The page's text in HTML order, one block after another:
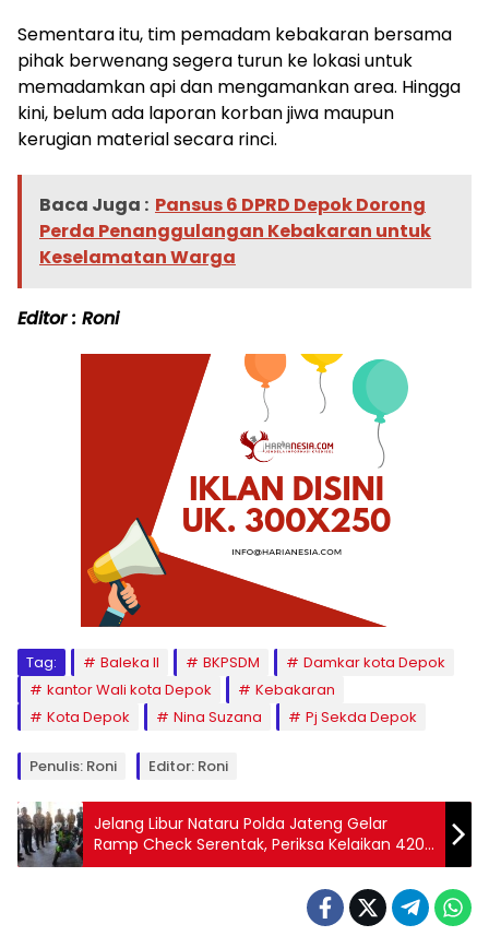
Sementara itu, tim pemadam kebakaran bersama
pihak berwenang segera turun ke lokasi untuk
memadamkan api dan mengamankan area. Hingga
kini, belum ada laporan korban jiwa maupun
kerugian material secara rinci.
Baca Juga : Pansus 6 DPRD Depok Dorong
Perda Penanggulangan Kebakaran untuk
Keselamatan Warga
Editor : Roni
Tag: Baleka II BKPSDM
Damkar kota Depok
kantor Wali kota Depok
Kebakaran
Kota Depok
Nina Suzana Pj Sekda Depok
Penulis: Roni Editor: Roni
Jelang Libur Nataru Polda Jateng Gelar
Ramp Check Serentak, Periksa Kelaikan 420
Armada Bus